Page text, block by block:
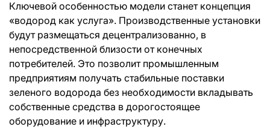
Ключевой особенностью модели станет концепция
«водород как услуга». Производственные установки
будут размещаться децентрализованно, в
непосредственной близости от конечных
потребителей. Это позволит промышленным
предприятиям получать стабильные поставки
зеленого водорода без необходимости вкладывать
собственные средства в дорогостоящее
оборудование и инфраструктуру.